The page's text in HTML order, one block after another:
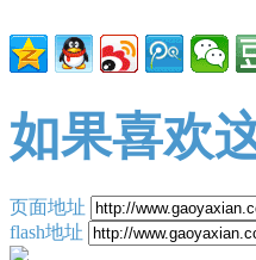
如果喜欢
页面地址
flash地址